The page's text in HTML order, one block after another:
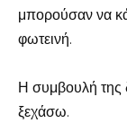
μπορούσαν να
φωτεινή.
Η συμβουλή της
ξεχάσω.